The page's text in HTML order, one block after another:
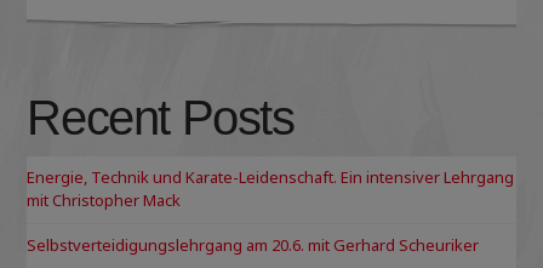
Recent Posts
Energie, Technik und Karate-Leidenschaft. Ein intensiver Lehrgang
mit Christopher Mack
Selbstverteidigungslehrgang am 20.6. mit Gerhard Scheuriker